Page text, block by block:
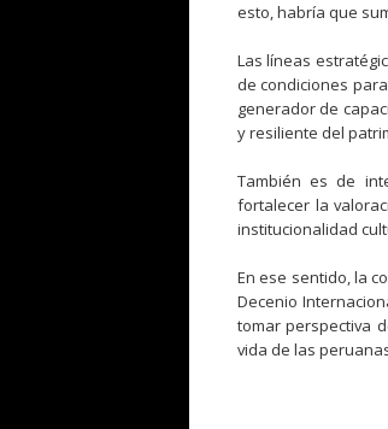
esto, habría que
Las líneas
de condiciones
generador de
y resiliente del
También es de
fortalecer la
institucionalidad
En ese sentido, la
Decenio
tomar perspectiva
vida de las